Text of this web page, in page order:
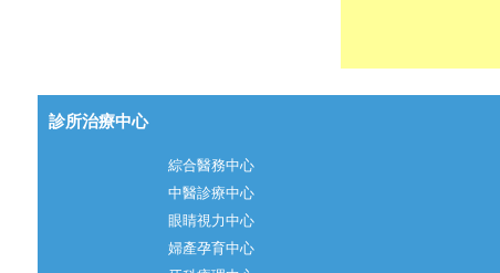
診所治療中心
綜合醫務中心
中醫診療中心
眼睛視力中心
婦產孕育中心